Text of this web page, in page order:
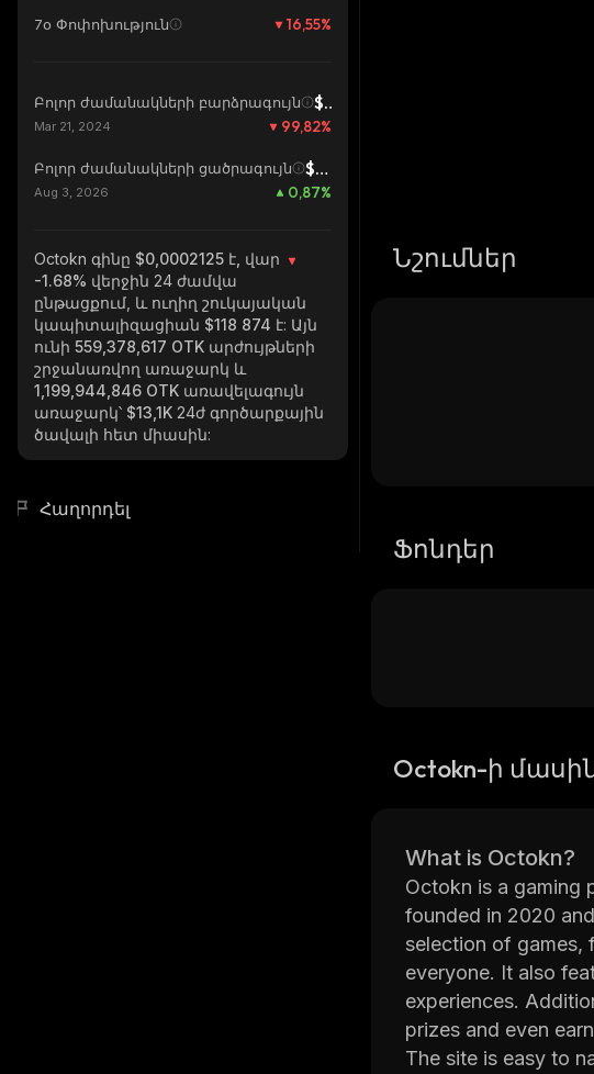
7օ Փոփոխություն 16,55%
Բոլոր ժամանակների բարձրագույն $0,1188
Mar 21, 2024 99,82%
Բոլոր ժամանակների ցածրագույն $0,0002107
Aug 3, 2026 0,87%
Octokn գինը $0,0002125 է, վար
-1.68% վերջին 24 ժամվա
ընթացքում, և ուղիղ շուկայական
կապիտալիզացիան $118 874 է: Այն
ունի 559,378,617 OTK արժույթների
շրջանառվող առաջարկ և
1,199,944,846 OTK առավելագույն
առաջարկ՝ $13,1K 24ժ գործարքային
ծավալի հետ միասին:
Հաղորդել
Նշումներ
Ֆոնդեր
Octokn-ի
What is Octokn?
Octokn is a gaming
founded in 2020
selection of games,
everyone. It also
experiences.
prizes and even
The site is easy to